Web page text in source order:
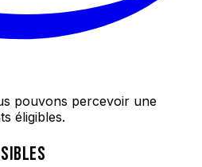
pouvons percevoir une
éligibles.